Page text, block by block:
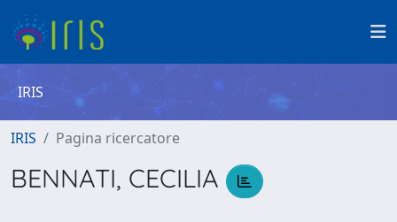
IRIS
IRIS Pagina ricercatore
BENNATI, CECILIA